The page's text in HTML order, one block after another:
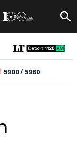
5900/5960